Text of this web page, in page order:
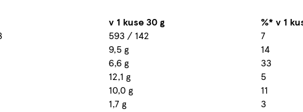
v 1 kuse 30 g
%* v 1
593 / 142
7
9,5 g
14
6,6 g
33
12,1 g
5
10,0 g
11
1,7 g
3